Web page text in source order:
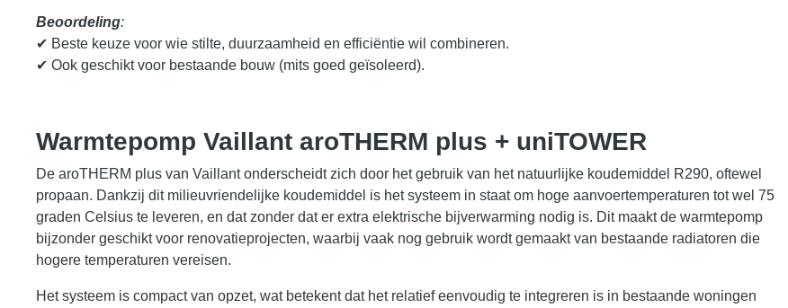
Beoordeling:
✔ Beste keuze voor wie stilte, duurzaamheid en efficiëntie wil combineren.
✔ Ook geschikt voor bestaande bouw (mits goed geïsoleerd).
Warmtepomp Vaillant aroTHERM plus + uniTOWER
De aroTHERM plus van Vaillant onderscheidt zich door het gebruik van het natuurlijke koudemiddel R290, oftewel
propaan. Dankzij dit milieuvriendelijke koudemiddel is het systeem in staat om hoge aanvoertemperaturen tot wel 75
graden Celsius te leveren, en dat zonder dat er extra elektrische bijverwarming nodig is. Dit maakt de warmtepomp
bijzonder geschikt voor renovatieprojecten, waarbij vaak nog gebruik wordt gemaakt van bestaande radiatoren die
hogere temperaturen vereisen.
Het systeem is compact van opzet, wat betekent dat het relatief eenvoudig te integreren is in bestaande woningen